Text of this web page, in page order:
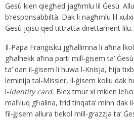
Ġesù kien qiegħed jagħmlu lil Ġesù.
b’responsabbiltà. Dak li nagħmlu lil
Ġesù jqisu qed tittratta direttament lilu.
Il-Papa Franġisku jgħallimna li aħna
għalhekk aħna parti mill-ġisem ta’
ta’ dan il-ġisem li huwa l-Knisja, hija
leminija tal-Missier, il-ġisem kollu dak
l-identity card. Biex tmur xi mkien
maħluq għalina, trid tinqata’ minn dak
fil-ġisem allura tiekol mill-grazzja ta’